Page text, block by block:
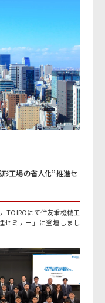
工場の省人化”推進セ
TOIROにて住友重機械工
セミナー」に登壇しまし